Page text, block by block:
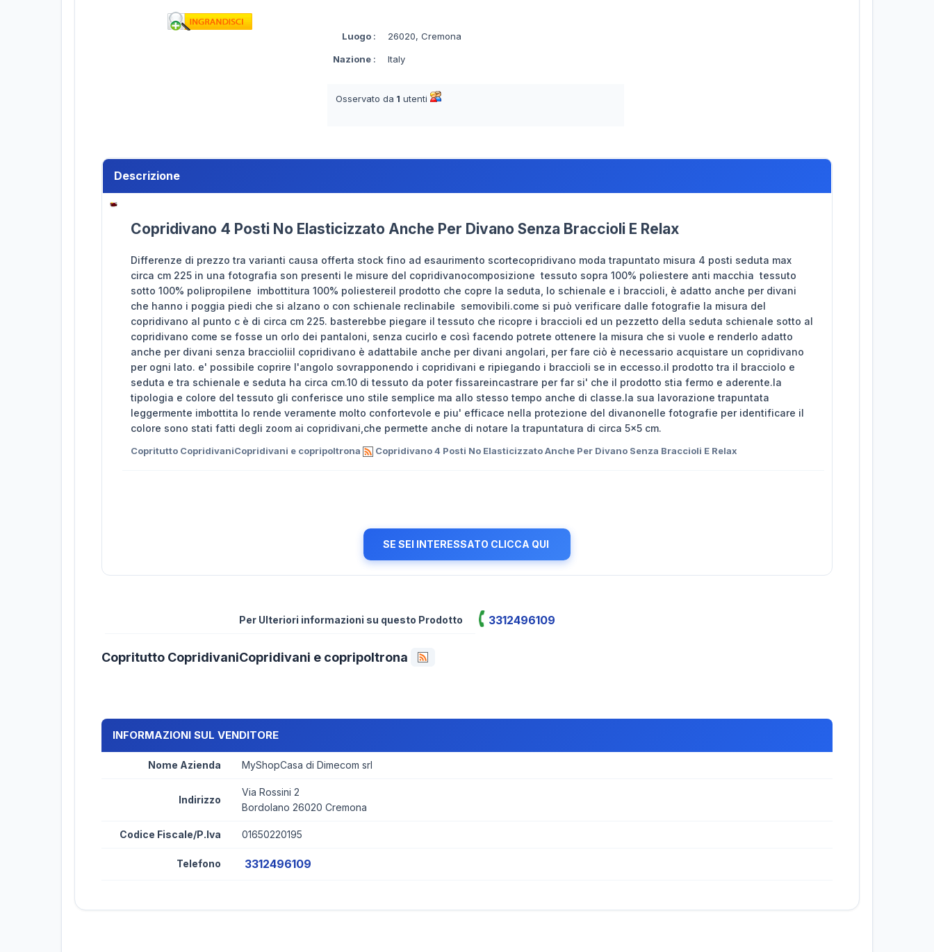
Luogo : 26020, Cremona
Nazione : Italy
Osservato da 1 utenti
Descrizione
Copridivano 4 Posti No Elasticizzato Anche Per Divano Senza Braccioli E Relax
Differenze di prezzo tra varianti causa offerta stock fino ad esaurimento scortecopridivano moda trapuntato misura 4 posti seduta max
circa cm 225 in una fotografia son presenti le misure del copridivanocomposizione tessuto sopra 100% poliestere anti macchia tessuto
sotto 100% polipropilene imbottitura 100% poliestereil prodotto che copre la seduta, lo schienale e i braccioli, è adatto anche per divani
che hanno i poggia piedi che si alzano o con schienale reclinabile semovibili.come si può verificare dalle fotografie la misura del
copridivano al punto c è di circa cm 225. basterebbe piegare il tessuto che ricopre i braccioli ed un pezzetto della seduta schienale sotto al
copridivano come se fosse un orlo dei pantaloni, senza cucirlo e così facendo potrete ottenere la misura che si vuole e renderlo adatto
anche per divani senza braccioliil copridivano è adattabile anche per divani angolari, per fare ciò è necessario acquistare un copridivano
per ogni lato. e' possibile coprire l'angolo sovrapponendo i copridivani e ripiegando i braccioli se in eccesso.il prodotto tra il bracciolo e
seduta e tra schienale e seduta ha circa cm.10 di tessuto da poter fissareincastrare per far si' che il prodotto stia fermo e aderente.la
tipologia e colore del tessuto gli conferisce uno stile semplice ma allo stesso tempo anche di classe.la sua lavorazione trapuntata
leggermente imbottita lo rende veramente molto confortevole e piu' efficace nella protezione del divanonelle fotografie per identificare il
colore sono stati fatti degli zoom ai copridivani,che permette anche di notare la trapuntatura di circa 5x5 cm.
Copritutto CopridivaniCopridivani e copripoltrona Copridivano 4 Posti No Elasticizzato Anche Per Divano Senza Braccioli E Relax
SE SEI INTERESSATO CLICCA QUI
Per Ulteriori informazioni su questo Prodotto 3312496109
Copritutto CopridivaniCopridivani e copripoltrona
INFORMAZIONI SUL VENDITORE
Nome Azienda MyShopCasa di Dimecom srl
Indirizzo
Via Rossini 2
Bordolano 26020 Cremona
Codice Fiscale/P.Iva 01650220195
Telefono 3312496109